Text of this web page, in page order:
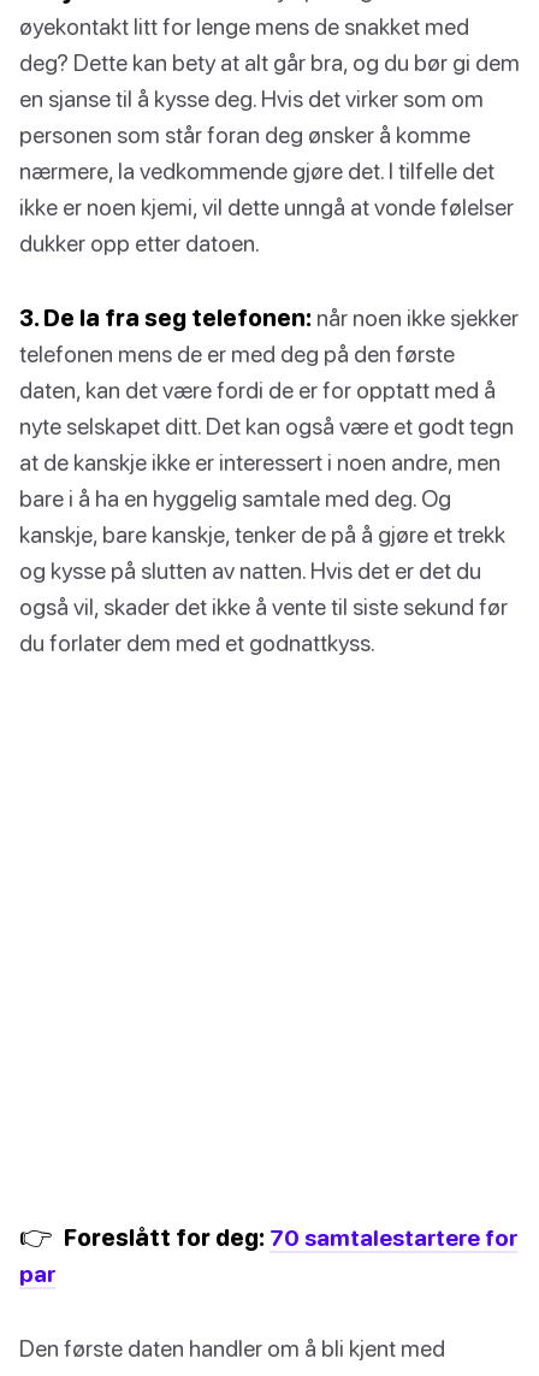
øyekontakt litt for lenge mens de snakket med
deg? Dette kan bety at alt går bra, og du bør gi dem
en sjanse til å kysse deg. Hvis det virker som om
personen som står foran deg ønsker å komme
nærmere, la vedkommende gjøre det. I tilfelle det
ikke er noen kjemi, vil dette unngå at vonde følelser
dukker opp etter datoen.
3. De la fra seg telefonen: når noen ikke sjekker
telefonen mens de er med deg på den første
daten, kan det være fordi de er for opptatt med å
nyte selskapet ditt. Det kan også være et godt tegn
at de kanskje ikke er interessert i noen andre, men
bare i å ha en hyggelig samtale med deg. Og
kanskje, bare kanskje, tenker de på å gjøre et trekk
og kysse på slutten av natten. Hvis det er det du
også vil, skader det ikke å vente til siste sekund før
du forlater dem med et godnattkyss.
👉 Foreslått for deg: 70 samtalestartere for
par
Den første daten handler om å bli kjent med